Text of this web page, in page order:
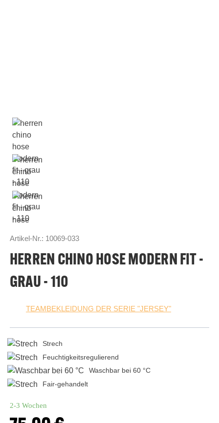
Artikel-Nr.: 10069-033
HERREN CHINO HOSE MODERN FIT -
GRAU - 110
TEAMBEKLEIDUNG DER SERIE "JERSEY"
Strech
Feuchtigkeitsregulierend
Waschbar bei 60 °C
Fair-gehandelt
2-3 Wochen